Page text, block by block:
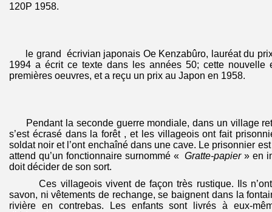
120P 1958.
le grand écrivian japonais Oe Kenzabûro, lauréat du
1994 a écrit ce texte dans les années 50; cette nouvelle
premières oeuvres, et a reçu un prix au Japon en 1958.
Pendant la seconde guerre mondiale, dans un village
s’est écrasé dans la forêt , et les villageois ont fait
soldat noir et l’ont enchaîné dans une cave. Le prisonnier
attend qu’un fonctionnaire surnommé «Gratte-papier» en
doit décider de son sort.
Ces villageois vivent de façon très rustique. Ils n’ont
savon, ni vêtements de rechange, se baignent dans la
rivière en contrebas. Les enfants sont livrés à eux-